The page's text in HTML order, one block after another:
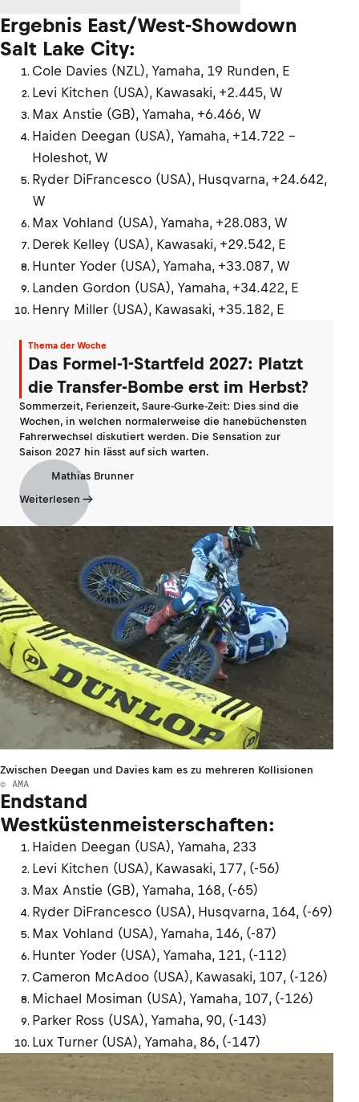
Ergebnis East/West-Showdown
Salt Lake City:
Cole Davies (NZL), Yamaha, 19 Runden, E
Levi Kitchen (USA), Kawasaki, +2.445, W
Max Anstie (GB), Yamaha, +6.466, W
Haiden Deegan (USA), Yamaha, +14.722 –
Holeshot, W
Ryder DiFrancesco (USA), Husqvarna, +24.642,
W
Max Vohland (USA), Yamaha, +28.083, W
Derek Kelley (USA), Kawasaki, +29.542, E
Hunter Yoder (USA), Yamaha, +33.087, W
Landen Gordon (USA), Yamaha, +34.422, E
Henry Miller (USA), Kawasaki, +35.182, E
Thema der Woche
Das Formel-1-Startfeld 2027: Platzt
die Transfer-Bombe erst im Herbst?
Sommerzeit, Ferienzeit, Saure-Gurke-Zeit: Dies sind die
Wochen, in welchen normalerweise die hanebüchensten
Fahrerwechsel diskutiert werden. Die Sensation zur
Saison 2027 hin lässt auf sich warten.
Mathias Brunner
Weiterlesen
Zwischen Deegan und Davies kam es zu mehreren Kollisionen
© AMA
Endstand
Westküstenmeisterschaften:
Haiden Deegan (USA), Yamaha, 233
Levi Kitchen (USA), Kawasaki, 177, (-56)
Max Anstie (GB), Yamaha, 168, (-65)
Ryder DiFrancesco (USA), Husqvarna, 164, (-69)
Max Vohland (USA), Yamaha, 146, (-87)
Hunter Yoder (USA), Yamaha, 121, (-112)
Cameron McAdoo (USA), Kawasaki, 107, (-126)
Michael Mosiman (USA), Yamaha, 107, (-126)
Parker Ross (USA), Yamaha, 90, (-143)
Lux Turner (USA), Yamaha, 86, (-147)